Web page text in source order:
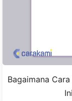
Bagaimana